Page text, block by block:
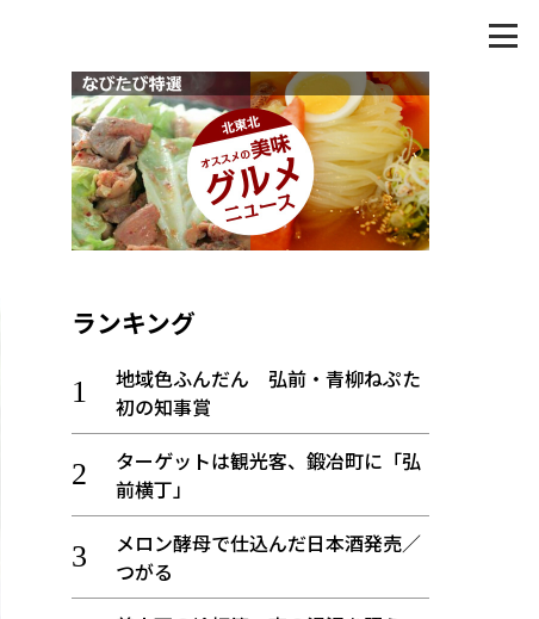
ランキング
地域色ふんだん 弘前・青柳ねぷた
初の知事賞
ターゲットは観光客、鍛冶町に「弘
前横丁」
メロン酵母で仕込んだ日本酒発売／
つがる